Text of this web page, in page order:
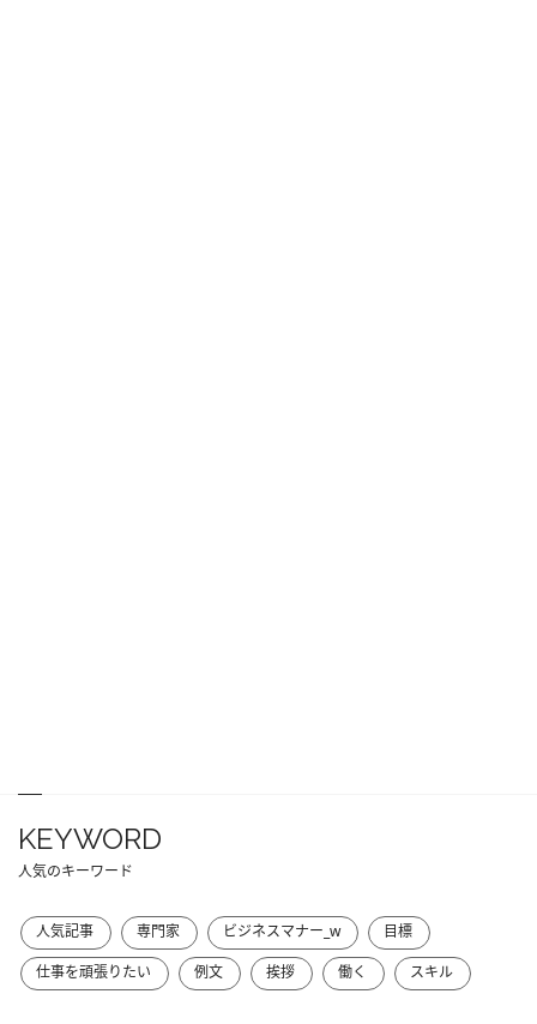
KEYWORD
人気のキーワード
人気記事 専門家 ビジネスマナー_w
目標
仕事を頑張りたい
例文 挨拶 働く スキル